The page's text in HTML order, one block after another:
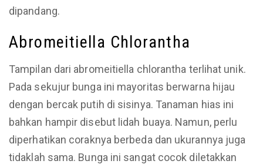
dipandang.
Abromeitiella Chlorantha
Tampilan dari abromeitiella chlorantha terlihat unik.
Pada sekujur bunga ini mayoritas berwarna hijau
dengan bercak putih di sisinya. Tanaman hias ini
bahkan hampir disebut lidah buaya. Namun, perlu
diperhatikan coraknya berbeda dan ukurannya juga
tidaklah sama. Bunga ini sangat cocok diletakkan